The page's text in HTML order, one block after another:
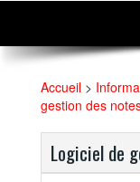
Accueil >
gestion des
Logiciel de